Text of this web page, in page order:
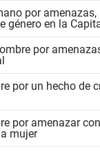
por amenazas,
género en la
por
por un hecho de
por amenazar
mujer